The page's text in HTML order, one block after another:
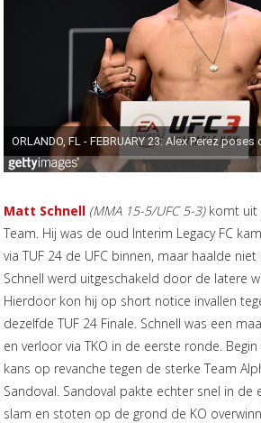
Matt Schnell (MMA 15-5/UFC 5-3)komt uit
Team. Hij was de oud Interim Legacy FC
via TUF 24 de UFC binnen, maar haalde
Schnell werd uitgeschakeld door de latere
Hierdoor kon hij op short notice invallen
dezelfde TUF 24 Finale. Schnell was een
en verloor via TKO in de eerste ronde.
kans op revanche tegen de sterke Team
Sandoval. Sandoval pakte echter snel in de
slam en stoten op de grond de KO